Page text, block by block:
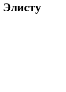
Элисту